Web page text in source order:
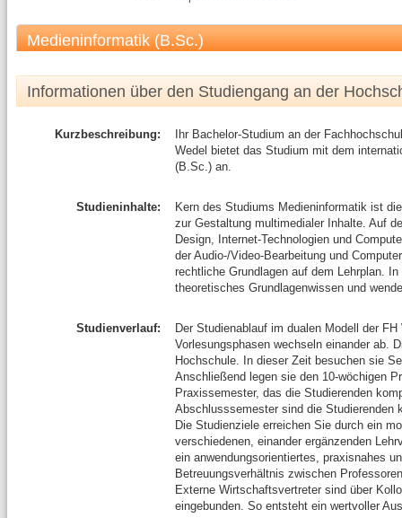
Medieninformatik (B.Sc.)
Informationen über den Studiengang an der
Kurzbeschreibung:
Ihr Bachelor-Studium an der
Wedel bietet das Studium mit dem
(B.Sc.) an.
Studieninhalte:
Kern des Studiums Medieninformatik ist
zur Gestaltung multimedialer Inhalte. Auf
Design, Internet-Technologien und
der Audio-/Video-Bearbeitung und
rechtliche Grundlagen auf dem Lehrplan.
theoretisches Grundlagenwissen und
Studienverlauf:
Der Studienablauf im dualen Modell der
Vorlesungsphasen wechseln einander ab.
Hochschule. In dieser Zeit besuchen sie
Anschließend legen sie den 10-wöchigen
Praxissemester, das die Studierenden
Abschlusssemester sind die Studierenden
Die Studienziele erreichen Sie durch ein
verschiedenen, einander ergänzenden
ein anwendungsorientiertes, praxisnahes
Betreuungsverhältnis zwischen
Externe Wirtschaftsvertreter sind über
eingebunden. So entsteht ein wertvoller